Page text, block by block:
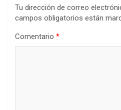
Tu dirección de correo
campos obligatorios están
Comentario *